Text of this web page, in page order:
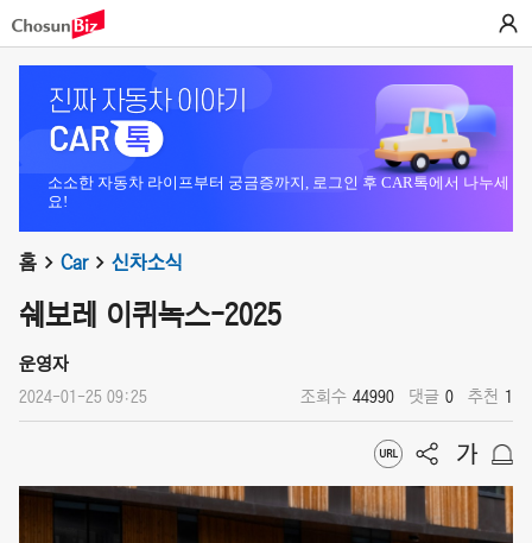
소소한 자동차 라이프부터 궁금증까지, 로그인 후 CAR톡에서 나누세
요!
홈 Car 신차소식
쉐보레 이퀴녹스-2025
운영자
2024-01-25 09:25 조회수 44990 댓글 0 추천 1